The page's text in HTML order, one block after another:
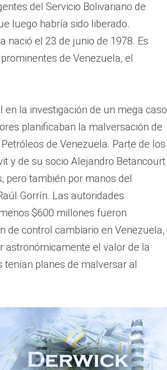
del Servicio Bolivariano de
luego habría sido liberado.
nació el 23 de junio de 1978. Es
de Venezuela, el
la investigación de un mega caso
planificaban la malversación de
de Venezuela. Parte de los
y de su socio Alejandro Betancourt
pero también por manos del
Gorrín. Las autoridades
$600 millones fueron
de control cambiario en Venezuela,
el valor de la
tenían planes de malversar al